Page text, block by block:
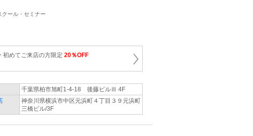
クール・セミナー
初めてご来店の方限定 20％OFF
千葉県柏市旭町1-4-18 後藤ビルⅢ 4F
神奈川県横浜市中区元浜町４丁目３９元浜町
三橋ビル/3F